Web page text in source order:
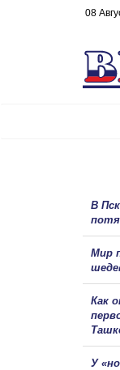
08
В
Мир
Как
У